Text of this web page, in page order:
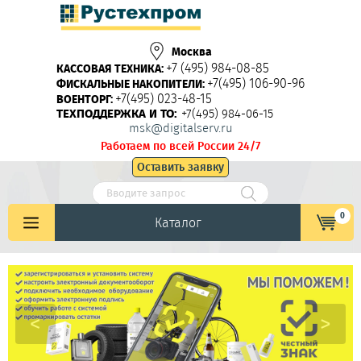
Москва
КАССОВАЯ ТЕХНИКА: +7 (495) 984-08-85
ФИСКАЛЬНЫЕ НАКОПИТЕЛИ: +7(495) 106-90-96
ВОЕНТОРГ: +7(495) 023-48-15
ТЕХПОДДЕРЖКА И ТО: +7(495) 984-06-15
msk@digitalserv.ru
Работаем по всей России 24/7
Оставить заявку
Каталог 0
< >